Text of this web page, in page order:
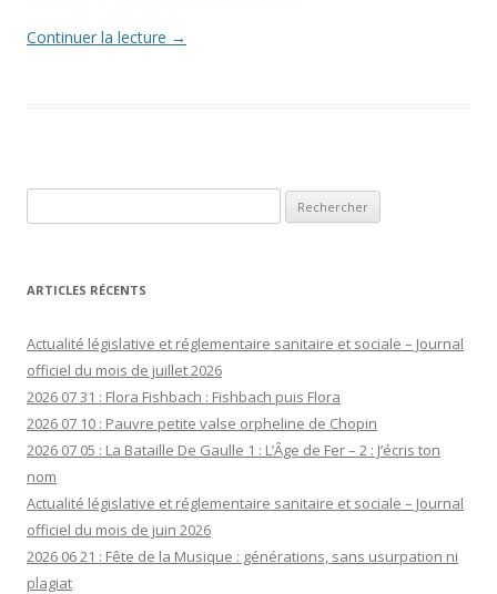
Continuer la lecture →
ARTICLES RÉCENTS
Actualité législative et réglementaire sanitaire et sociale – Journal
officiel du mois de juillet 2026
2026 07 31 : Flora Fishbach : Fishbach puis Flora
2026 07 10 : Pauvre petite valse orpheline de Chopin
2026 07 05 : La Bataille De Gaulle 1 : L’Âge de Fer – 2 : J’écris ton
nom
Actualité législative et réglementaire sanitaire et sociale – Journal
officiel du mois de juin 2026
2026 06 21 : Fête de la Musique : générations, sans usurpation ni
plagiat